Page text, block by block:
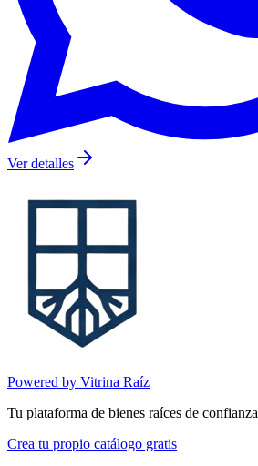
Ver detalles
Powered by Vitrina Raíz
Tu plataforma de bienes raíces de confianza
Crea tu propio catálogo gratis